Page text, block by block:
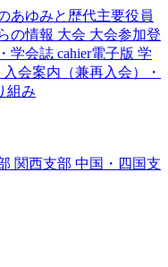
あゆみと歴代主要役員
の情報 大会 大会参加登
学会誌 cahier電子版 学
入会案内（兼再入会）・
組み
関西支部 中国・四国支